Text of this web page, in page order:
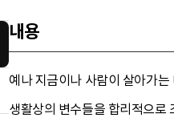
내용
예나 지금이나 사람이 살아가
생활상의 변수들을 합리적으로